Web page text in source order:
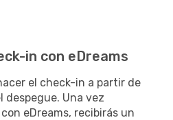
in con eDreams
el check-in a partir de
despegue. Una vez
eDreams, recibirás un